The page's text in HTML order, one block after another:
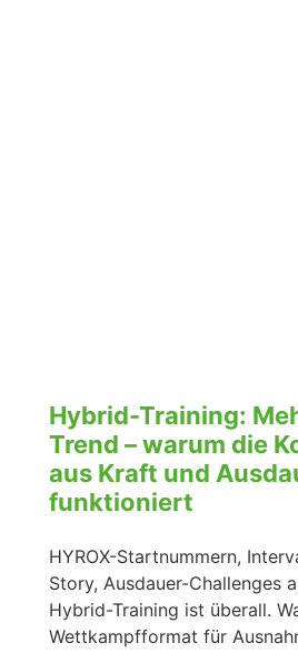
Hybrid-Training:
Trend – warum die
aus Kraft und
funktioniert
HYROX-Startnummern,
Story, Ausdauer-Challenges
Hybrid-Training ist überall.
Wettkampfformat für